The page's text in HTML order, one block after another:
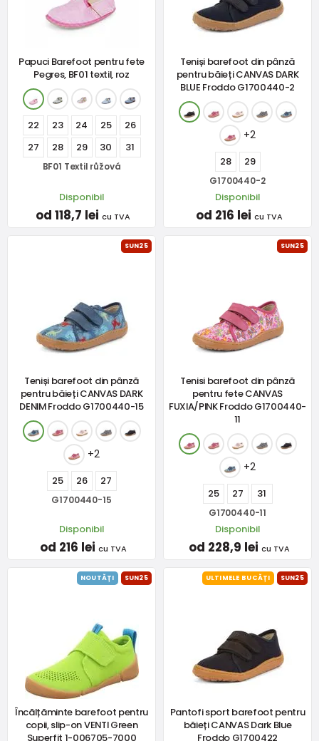
Papuci Barefoot pentru fete
Pegres, BF01 textil, roz
22 23 24 25
26
27
28 29 30 31
BF01 Textil růžová
Disponibil
od 118,7 lei cu TVA
Teniși barefoot din pânză
pentru băieți CANVAS DARK
BLUE Froddo G1700440-2
+2
28 29
G1700440-2
Disponibil
od 216 lei cu TVA
SUN25
Teniși barefoot din pânză
pentru băieți CANVAS DARK
DENIM Froddo G1700440-15
+2
25 26 27
G1700440-15
Disponibil
od 216 lei cu TVA
SUN25
Tenisi barefoot din pânză
pentru fete CANVAS
FUXIA/PINK Froddo G1700440-
11
+2
25 27 31
G1700440-11
Disponibil
od 228,9 lei cu TVA
NOUTĂȚI SUN25
Încălțăminte barefoot pentru
copii, slip-on VENTI Green
Superfit 1-006705-7000
ULTIMELE BUCĂȚI SUN25
Pantofi sport barefoot pentru
băieți CANVAS Dark Blue
Froddo G1700422